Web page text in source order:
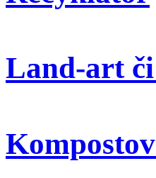
Land-art